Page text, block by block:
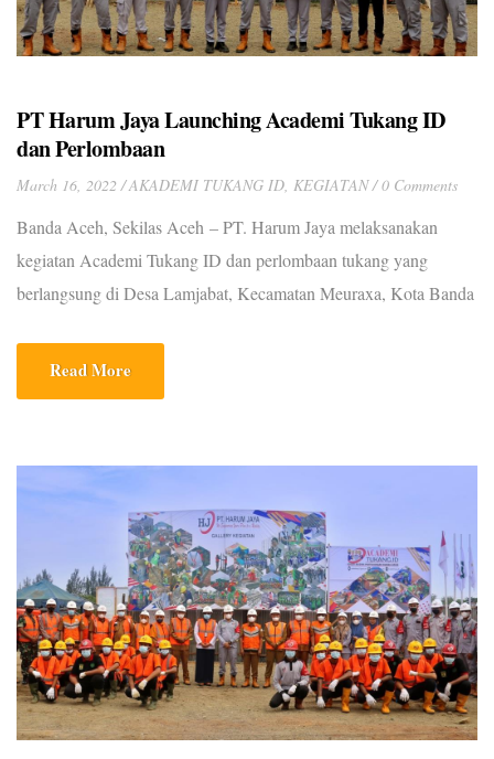
PT Harum Jaya Launching Academi Tukang ID
dan Perlombaan
March 16, 2022 AKADEMI TUKANG ID, KEGIATAN 0 Comments
Banda Aceh, Sekilas Aceh – PT. Harum Jaya melaksanakan
kegiatan Academi Tukang ID dan perlombaan tukang yang
berlangsung di Desa Lamjabat, Kecamatan Meuraxa, Kota Banda
yang berlangsung selama 41 hari sejak tanggal 14 Maret sampai
dengan 23 April 2022, itu dibuka oleh Asisten Perekonomian dan
Read More